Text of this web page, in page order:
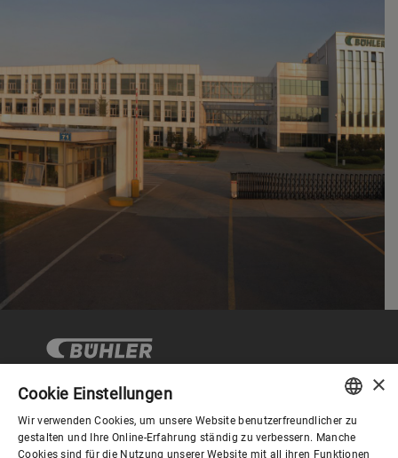
Corporate Governance ENGLISH
×
Cookie Einstellungen
Wir verwenden Cookies, um unsere Website benutzerfreundlicher zu
gestalten und Ihre Online-Erfahrung ständig zu verbessern. Manche
Cookies sind für die Nutzung unserer Website mit all ihren Funktionen